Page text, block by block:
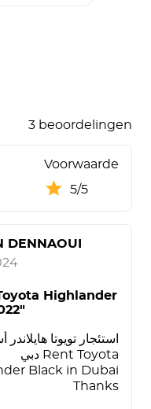
3 beoordelingen
Voorwaarde
5/5
DENNAOUI
Highlander
استئجار تويوتا
دبي Rent Toyota
Black in Dubai
Thanks